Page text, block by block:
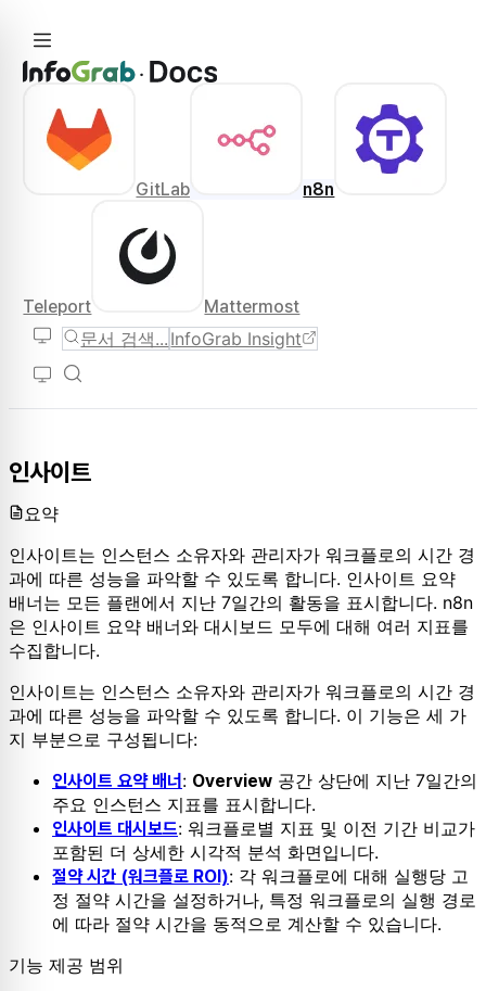
GitLab n8n
Teleport Mattermost
문서 검색... InfoGrab Insight
인사이트
요약
인사이트는 인스턴스 소유자와 관리자가 워크플로의 시간 경
과에 따른 성능을 파악할 수 있도록 합니다. 인사이트 요약
배너는 모든 플랜에서 지난 7일간의 활동을 표시합니다. n8n
은 인사이트 요약 배너와 대시보드 모두에 대해 여러 지표를
수집합니다.
인사이트는 인스턴스 소유자와 관리자가 워크플로의 시간 경
과에 따른 성능을 파악할 수 있도록 합니다. 이 기능은 세 가
지 부분으로 구성됩니다:
인사이트 요약 배너 : Overview 공간 상단에 지난 7일간의
주요 인스턴스 지표를 표시합니다.
인사이트 대시보드: 워크플로별 지표 및 이전 기간 비교가
포함된 더 상세한 시각적 분석 화면입니다.
절약 시간 (워크플로 ROI): 각 워크플로에 대해 실행당 고
정 절약 시간을 설정하거나, 특정 워크플로의 실행 경로
에 따라 절약 시간을 동적으로 계산할 수 있습니다.
기능 제공 범위